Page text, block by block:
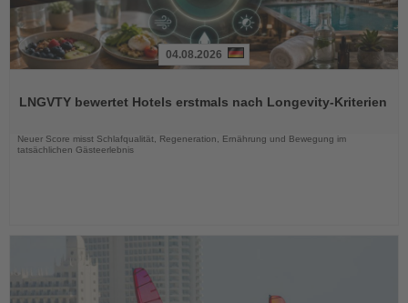
die
04.08.2026
LNGVTY bewertet Hotels erstmals nach Longevity-Kriterien
Neuer Score misst Schlafqualität, Regeneration, Ernährung und Bewegung im
tatsächlichen Gästeerlebnis